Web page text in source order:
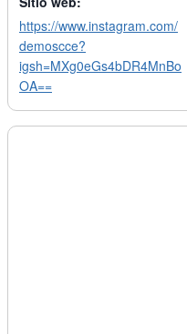
https://www.instagram.com/
demoscce?
igsh=MXg0eGs4bDR4MnBo
OA==